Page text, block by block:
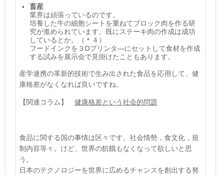
畜産
業界は頑張っているのです。
培養した牛の細胞シートを重ねてブロック肉を作る研
究が進められています。既にステーキ肉の作成は成功
しているとか。
（＊４）
フードインクを３ Dプリンタ―にセットして食材を作成
する試みを展示会で見掛けたこともあります。
産学連携の革新的技術で生み出された食品を応用して、健
康格差がなくなれば良いですね。
【関連コラム】 健康格差という社会的問題
食品に関する国の事情は区々です。社会情勢，食文化，規
制内容等々。けど、世界の飢餓もなくなって欲しいと思
う。
日本のテクノロジーを世界に広めるチャンスを創出する努